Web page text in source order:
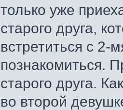
только уже
старого друга,
встретиться с
познакомиться.
старого друга.
во второй